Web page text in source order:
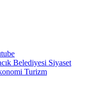
Belediyesi Siyaset
Turizm